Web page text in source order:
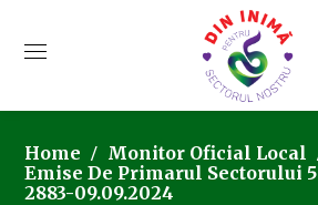
Home Monitor Oficial Local
Emise De Primarul Sectorului 5
2883-09.09.2024